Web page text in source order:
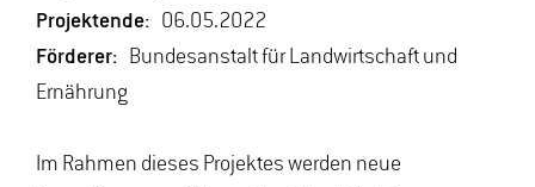
Projektende: 06.05.2022
Förderer: Bundesanstalt für Landwirtschaft und
Ernährung
Im Rahmen dieses Projektes werden neue